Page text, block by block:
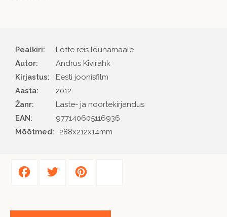
Pealkiri:
Lotte reis lõunamaale
Autor
Andrus Kivirähk
Kirjastus
Eesti joonisfilm
Aasta
2012
Žanr
Laste- ja noortekirjandus
EAN
977140605116936
Mõõtmed:
288x212x14mm